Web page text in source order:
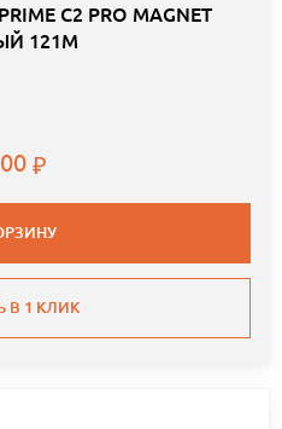
C2 PRO MAGNET
121М
В 1 КЛИК